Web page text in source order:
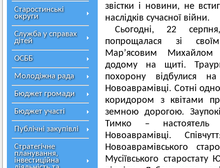
Старостинські
округи
Служба у справах
дітей
ОСББ
Молодіжна рада
Бюджет громади
Бюджет участі
Публічні закупівлі
Стратегічне
планування,
інвестиційна
звістки і новини, не
наслідків сучасної війни.
Сьогодні, 22
попрощалася зі своїм
Мар’ясовим Михайлом
додому на щиті.
похорону відбулися
Новоаврамівці. Сотні
коридором з квітами
земною дорогою.
Тимко – настоятель
Новоаврамівці.
Новоаврамівського
Мусіївського